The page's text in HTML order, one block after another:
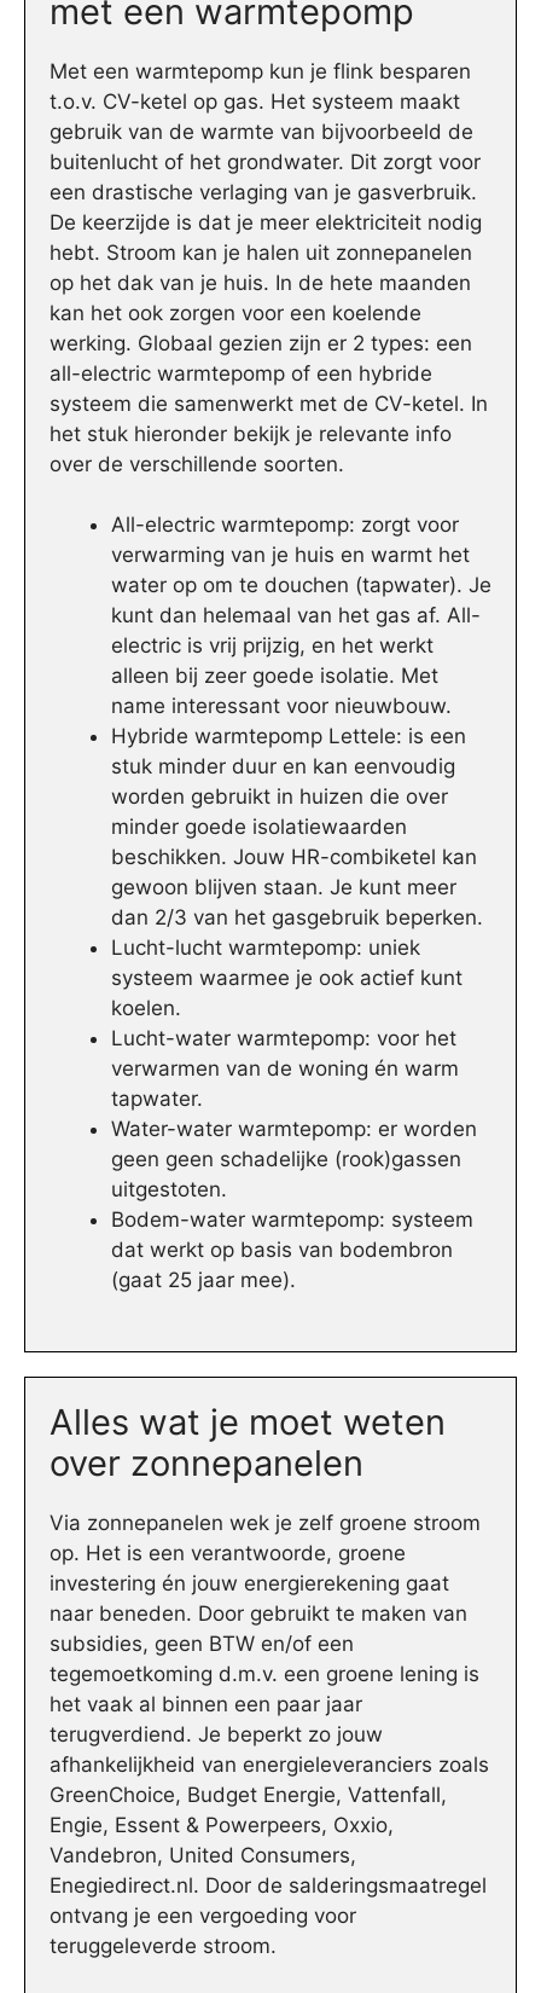
met een warmtepomp
Met een warmtepomp kun je flink besparen
t.o.v. CV-ketel op gas. Het systeem maakt
gebruik van de warmte van bijvoorbeeld de
buitenlucht of het grondwater. Dit zorgt voor
een drastische verlaging van je gasverbruik.
De keerzijde is dat je meer elektriciteit nodig
hebt. Stroom kan je halen uit zonnepanelen
op het dak van je huis. In de hete maanden
kan het ook zorgen voor een koelende
werking. Globaal gezien zijn er 2 types: een
all-electric warmtepomp of een hybride
systeem die samenwerkt met de CV-ketel. In
het stuk hieronder bekijk je relevante info
over de verschillende soorten.
All-electric warmtepomp: zorgt voor
verwarming van je huis en warmt het
water op om te douchen (tapwater). Je
kunt dan helemaal van het gas af. All-
electric is vrij prijzig, en het werkt
alleen bij zeer goede isolatie. Met
name interessant voor nieuwbouw.
Hybride warmtepomp Lettele: is een
stuk minder duur en kan eenvoudig
worden gebruikt in huizen die over
minder goede isolatiewaarden
beschikken. Jouw HR-combiketel kan
gewoon blijven staan. Je kunt meer
dan 2/3 van het gasgebruik beperken.
Lucht-lucht warmtepomp: uniek
systeem waarmee je ook actief kunt
koelen.
Lucht-water warmtepomp: voor het
verwarmen van de woning én warm
tapwater.
Water-water warmtepomp: er worden
geen geen schadelijke (rook)gassen
uitgestoten.
Bodem-water warmtepomp: systeem
dat werkt op basis van bodembron
(gaat 25 jaar mee).
Alles wat je moet weten
over zonnepanelen
Via zonnepanelen wek je zelf groene stroom
op. Het is een verantwoorde, groene
investering én jouw energierekening gaat
naar beneden. Door gebruikt te maken van
subsidies, geen BTW en/of een
tegemoetkoming d.m.v. een groene lening is
het vaak al binnen een paar jaar
terugverdiend. Je beperkt zo jouw
afhankelijkheid van energieleveranciers zoals
GreenChoice, Budget Energie, Vattenfall,
Engie, Essent & Powerpeers, Oxxio,
Vandebron, United Consumers,
Enegiedirect.nl. Door de salderingsmaatregel
ontvang je een vergoeding voor
teruggeleverde stroom.